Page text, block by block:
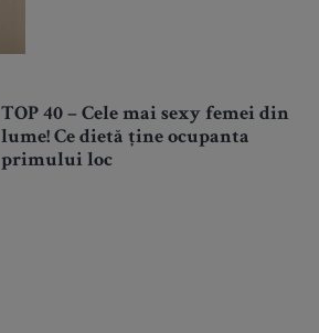
TOP 40 – Cele mai sexy femei din
lume! Ce dietă ține ocupanta
primului loc